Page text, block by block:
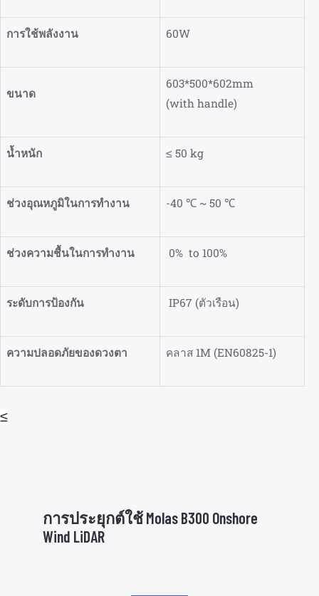
การใช้พลังงาน 60W
ขนาด
603*500*602mm
(with handle)
น้ำหนัก ≤ 50 kg
ช่วงอุณหภูมิในการทำงาน -40 ℃ ~ 50 ℃
ช่วงความชื้นในการทำงาน 0% to 100%
ระดับการป้องกัน IP67 (ตัวเรือน)
ความปลอดภัยของดวงตา คลาส 1M (EN60825-1)
≤
การประยุกต์ใช้ Molas B300 Onshore
Wind LiDAR